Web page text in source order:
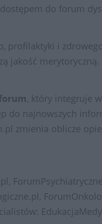
do forum
i
jakość merytoryczną.
, który integruje
do najnowszych
zmienia oblicze